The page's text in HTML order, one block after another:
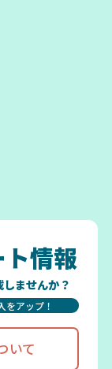
情報
ませんか？
をアップ！
いて